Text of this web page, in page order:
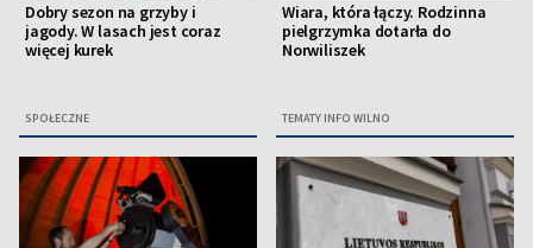
Dobry sezon na grzyby i
jagody. W lasach jest coraz
więcej kurek
SPOŁECZNE
Wiara, która łączy. Rodzinna
pielgrzymka dotarła do
Norwiliszek
TEMATY INFO WILNO